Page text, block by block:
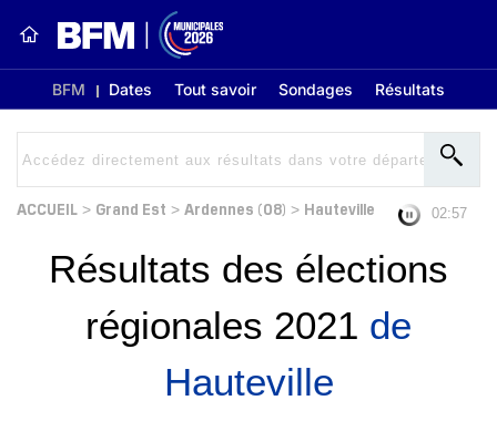
BFM Dates Tout savoir Sondages Résultats
ACCUEIL > Grand Est > Ardennes (08) > Hauteville 02:56
Résultats des élections
régionales 2021 de
Hauteville